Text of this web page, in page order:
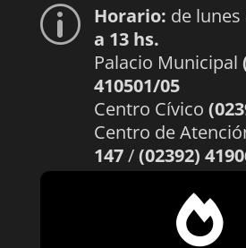
p Horario: de
a 13 hs.
Palacio Municipal
410501/05
Centro Cívico
Centro de
147/(02392)
